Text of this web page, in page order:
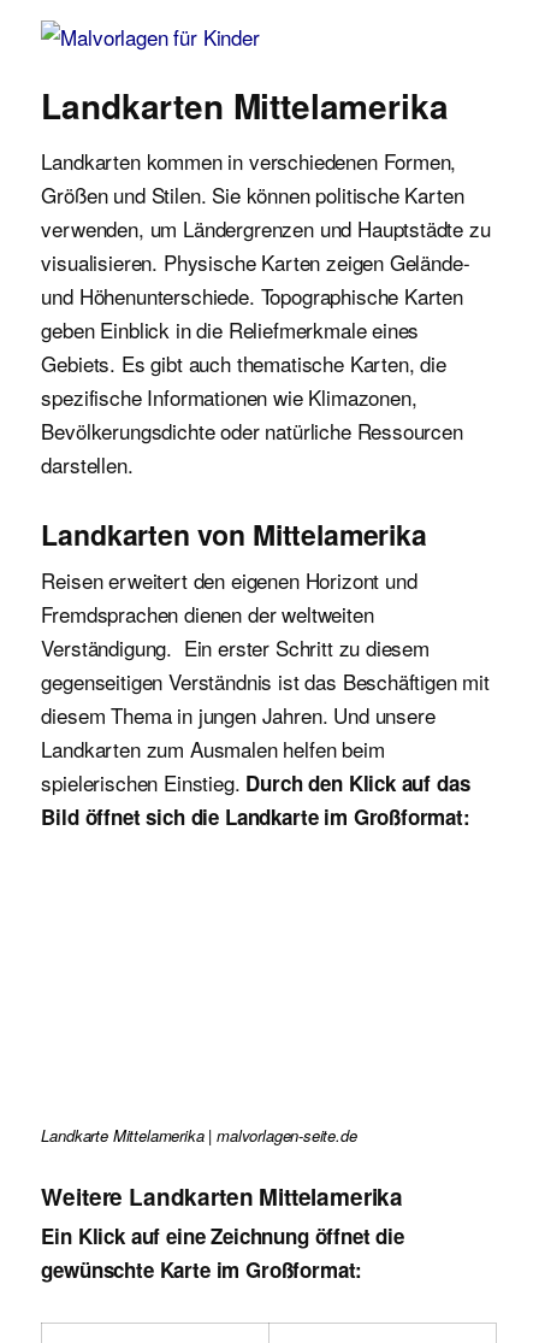
Malvorlagen für Kinder
Landkarten Mittelamerika
Landkarten kommen in verschiedenen Formen,
Größen und Stilen. Sie können politische Karten
verwenden, um Ländergrenzen und Hauptstädte zu
visualisieren. Physische Karten zeigen Gelände-
und Höhenunterschiede. Topographische Karten
geben Einblick in die Reliefmerkmale eines
Gebiets. Es gibt auch thematische Karten, die
spezifische Informationen wie Klimazonen,
Bevölkerungsdichte oder natürliche Ressourcen
darstellen.
Landkarten von Mittelamerika
Reisen erweitert den eigenen Horizont und
Fremdsprachen dienen der weltweiten
Verständigung. Ein erster Schritt zu diesem
gegenseitigen Verständnis ist das Beschäftigen mit
diesem Thema in jungen Jahren. Und unsere
Landkarten zum Ausmalen helfen beim
spielerischen Einstieg. Durch den Klick auf das
Bild öffnet sich die Landkarte im Großformat:
Landkarte Mittelamerika | malvorlagen-seite.de
Weitere Landkarten Mittelamerika
Ein Klick auf eine Zeichnung öffnet die
gewünschte Karte im Großformat: